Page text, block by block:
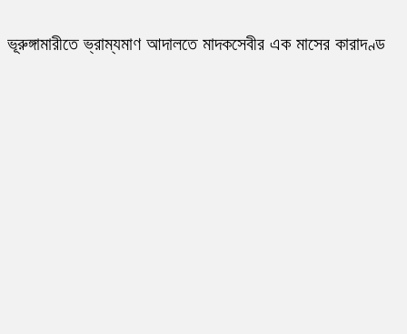
ভূরুঙ্গামারীতে ভ্রাম্যমাণ আদালতে মাদকসেবীর এক মাসের কারাদণ্ড